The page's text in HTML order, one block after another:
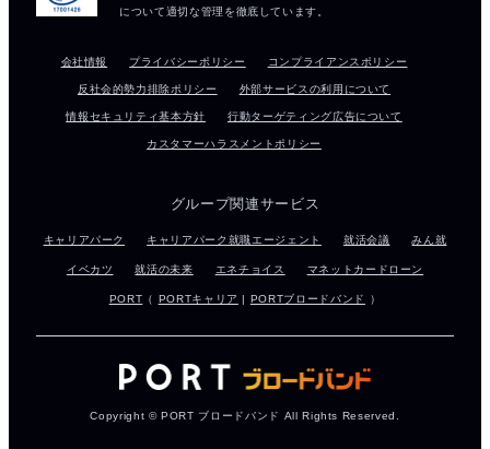
会社情報 プライバシーポリシー コンプライアンスポリシー
反社会的勢力排除ポリシー 外部サービスの利用について
情報セキュリティ基本方針 行動ターゲティング広告について
カスタマーハラスメントポリシー